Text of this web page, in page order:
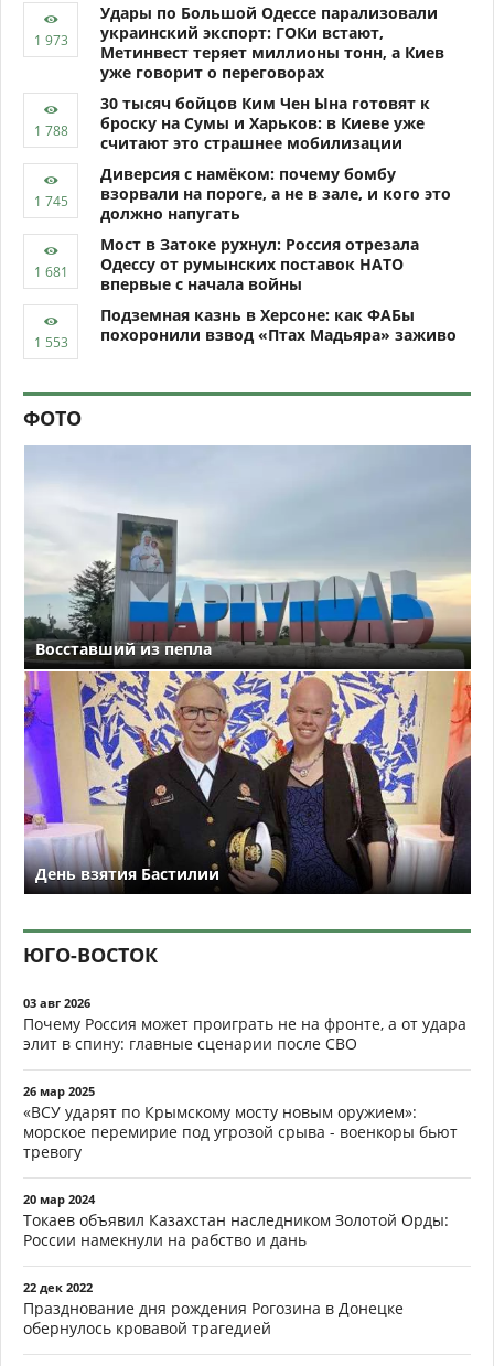
Удары по Большой Одессе парализовали
украинский экспорт: ГОКи встают,
Метинвест теряет миллионы тонн, а Киев
уже говорит о переговорах
30 тысяч бойцов Ким Чен Ына готовят к
броску на Сумы и Харьков: в Киеве уже
считают это страшнее мобилизации
Диверсия с намёком: почему бомбу
взорвали на пороге, а не в зале, и кого это
должно напугать
Мост в Затоке рухнул: Россия отрезала
Одессу от румынских поставок НАТО
впервые с начала войны
Подземная казнь в Херсоне: как ФАБы
похоронили взвод «Птах Мадьяра» заживо
ФОТО
Восставший из пепла
День взятия Бастилии
ЮГО-ВОСТОК
03 авг 2026
Почему Россия может проиграть не на фронте, а от удара
элит в спину: главные сценарии после СВО
26 мар 2025
«ВСУ ударят по Крымскому мосту новым оружием»:
морское перемирие под угрозой срыва - военкоры бьют
тревогу
20 мар 2024
Токаев объявил Казахстан наследником Золотой Орды:
России намекнули на рабство и дань
22 дек 2022
Празднование дня рождения Рогозина в Донецке
обернулось кровавой трагедией